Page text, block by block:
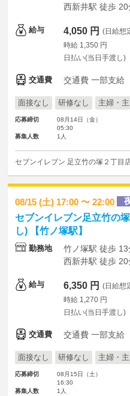
西新井駅 徒歩 20
給与 4,050 円 (日給想
時給 1,350 円
日払い(当日手渡し)
交通費 交通費 一部支給
面接なし 研修なし 主婦・
応募締切
08月14日（金）
05:30
募集人数
1人
セブンイレブン 足立竹の塚２丁目
08/15 (土) 17:00 〜 22:00
セブンイレブン足立竹の
し) 【竹ノ塚駅】
勤務地
竹ノ塚駅 徒歩 13
西新井駅 徒歩 20
給与 6,350 円 (日給想
時給 1,270 円
日払い(当日手渡し)
交通費 交通費 一部支給
面接なし 研修なし 主婦・
応募締切
08月15日（土）
16:30
募集人数
1人